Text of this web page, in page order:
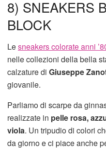
8) SNEAKERS
BLOCK
Lesneakers colorate anni
nelle collezioni della bella
calzature di Giuseppe
giovanile.
Parliamo di scarpe da
realizzate in pelle rosa,
viola. Un tripudio di colori
da giorno e ci piace anche